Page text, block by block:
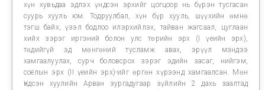
хүн хувьдаа эдлэх үндсэн эрхийг цогцоор нь бүрэн тусгасан
суурь хууль юм. Тодруулбал, хүн бүр хууль, шүүхийн өмнө
тэгш байх, үзэл бодлоо илэрхийлэх, тайван жагсаал, цуглаан
хийх зэрэг иргэний болон улс төрийн эрх (I үеийн эрх),
төдийгүй эд мөнгөний тусламж авах, эрүүл мэндээ
хамгаалуулах, сурч боловсрох зэрэг эдийн засаг, нийгэм,
соёлын эрх (II үеийн эрх)-ийг өргөн хүрээнд хамгаалсан. Мөн
Үндсэн хуулийн Арван зургадугаар зүйлийн 2 дахь заалтад